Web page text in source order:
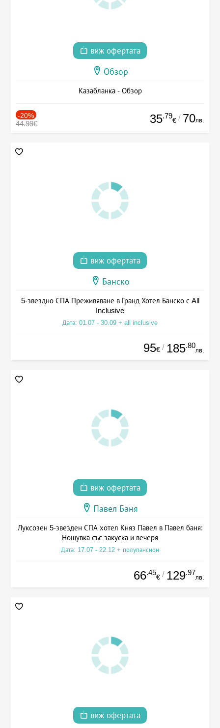
виж офертата
Обзор
Казабланка - Обзор
-20%
44.99€ 35.79
€ / 70лв.
виж офертата
Банско
5-звездно СПА Преживяване в Гранд Хотел Банско с All
Inclusive
Дата: 01.07 - 30.09 + all inclusive
95€ / 185.80
лв.
виж офертата
Павел Баня
Луксозен 5-звезден СПА хотел Княз Павел в Павел баня:
Нощувка със закуска и вечеря
Дата: 17.07 - 22.12 + полупансион
66.45
€ / 129.97
лв.
виж офертата